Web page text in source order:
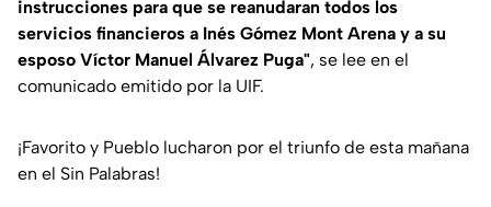
instrucciones para que se reanudaran todos los
servicios financieros a Inés Gómez Mont Arena y a su
esposo Víctor Manuel Álvarez Puga", se lee en el
comunicado emitido por la UIF.
¡Favorito y Pueblo lucharon por el triunfo de esta mañana
en el Sin Palabras!